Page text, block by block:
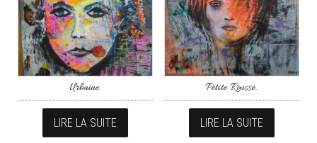
Urbaine.
LIRE LA SUITE
Petite Rousse.
LIRE LA SUITE